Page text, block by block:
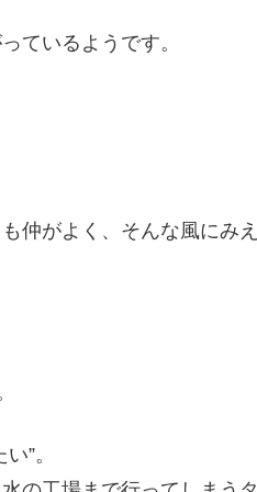
ているようです。
仲がよく、そんな風にみえ
”。